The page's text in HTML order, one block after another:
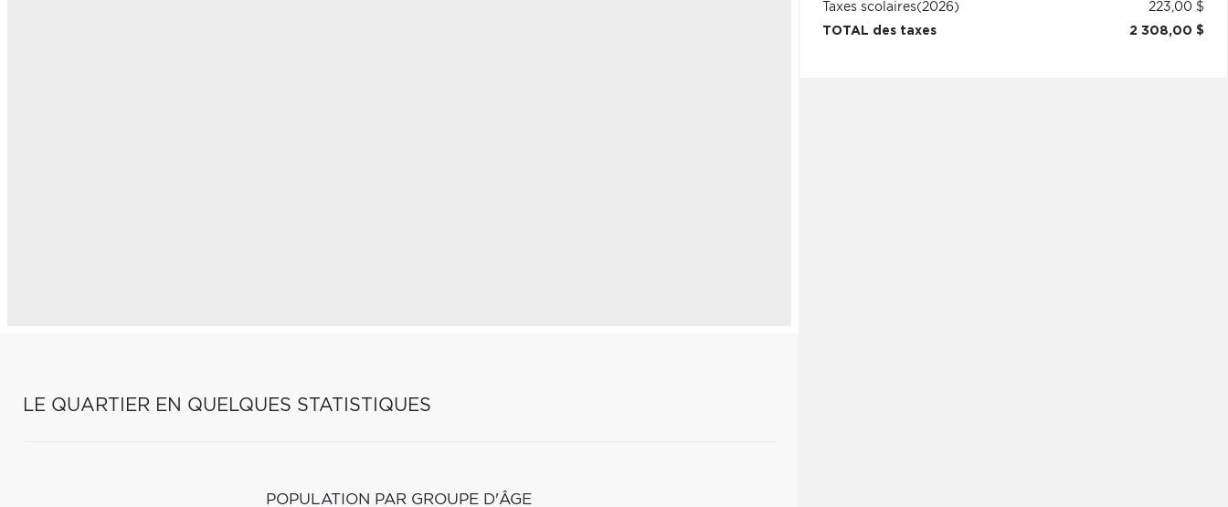
LE QUARTIER EN QUELQUES STATISTIQUES
POPULATION PAR GROUPE D'ÂGE
Taxes scolaires(2026)
223,00 $
TOTAL des taxes
2 308,00 $